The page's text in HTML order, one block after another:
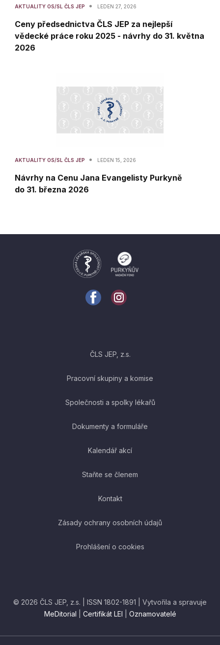
AKTUALITY OS/SL ČLS JEP • LEDEN 27, 2026
Ceny předsednictva ČLS JEP za nejlepší
vědecké práce roku 2025 - návrhy do 31. května
2026
AKTUALITY OS/SL ČLS JEP • LEDEN 15, 2026
Návrhy na Cenu Jana Evangelisty Purkyně
do 31. března 2026
ČLS JEP, z.s.
Pracovní skupiny a komise
Společnosti a spolky lékařů
Dokumenty a formuláře
Kalendář akcí
Staňte se členem
Kontakt
Zásady ochrany osobních údajů
Prohlášení o cookies
© 2026 ČLS JEP, z.s. | ISSN 1802-1891 | Vytvořila a spravuje
MeDitorial
Certifikát LEI Oznamovatelé